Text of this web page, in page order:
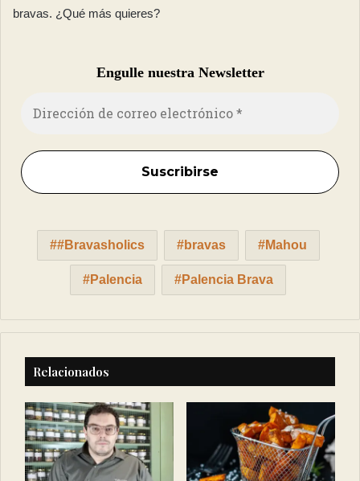
bravas. ¿Qué más quieres?
Engulle nuestra Newsletter
#Bravasholics bravas Mahou
Palencia Palencia Brava
Relacionados